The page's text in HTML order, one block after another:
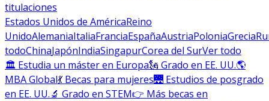
titulaciones
Estados Unidos de AméricaReino
UnidoAlemaniaItaliaFranciaEspañaAustriaPoloniaGrecia
todoChinaJapónIndiaSingapurCorea del SurVer todo
🏛 Estudia un máster en Europa🗽 Grado en EE. UU.🌎
MBA Global💃 Becas para mujeres🌉 Estudios de posgrado
en EE. UU.🔬 Grado en STEM👉 Más becas en